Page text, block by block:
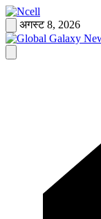
Skip
to
content
अगस्ट 8, 2026